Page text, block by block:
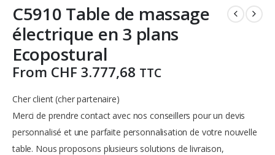
C5910 Table de massage
électrique en 3 plans
Ecopostural
From CHF 3.777,68 TTC
Cher client (cher partenaire)
Merci de prendre contact avec nos conseillers pour un devis
personnalisé et une parfaite personnalisation de votre nouvelle
table. Nous proposons plusieurs solutions de livraison,